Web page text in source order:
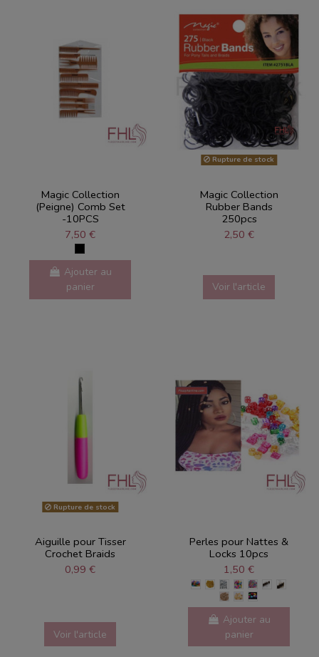
Magic Collection
(Peigne) Comb Set
-10PCS
7,50 €
Ajouter au
panier
Rupture de stock
Magic Collection
Rubber Bands
250pcs
2,50 €
Voir l'article
Rupture de stock
Aiguille pour Tisser
Crochet Braids
0,99 €
Voir l'article
Perles pour Nattes &
Locks 10pcs
1,50 €
Ajouter au
panier